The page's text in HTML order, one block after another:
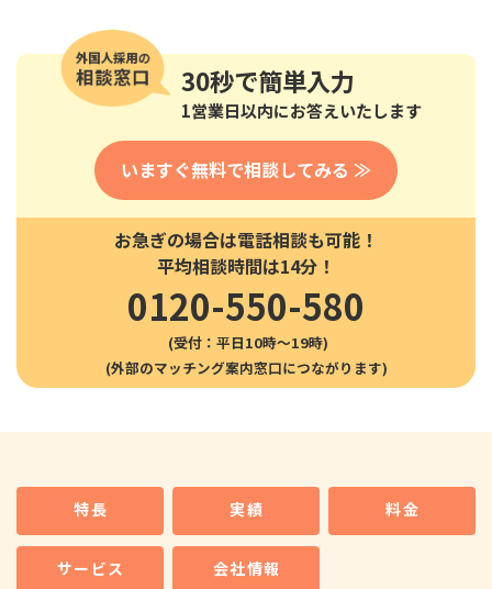
30秒で簡単入力
1営業日以内にお答えいたします
いますぐ無料で相談してみる ≫
お急ぎの場合は電話相談も可能！
平均相談時間は14分！
0120-550-580
(受付：平日10時〜19時)
特長 実績 料金
サービス 会社情報